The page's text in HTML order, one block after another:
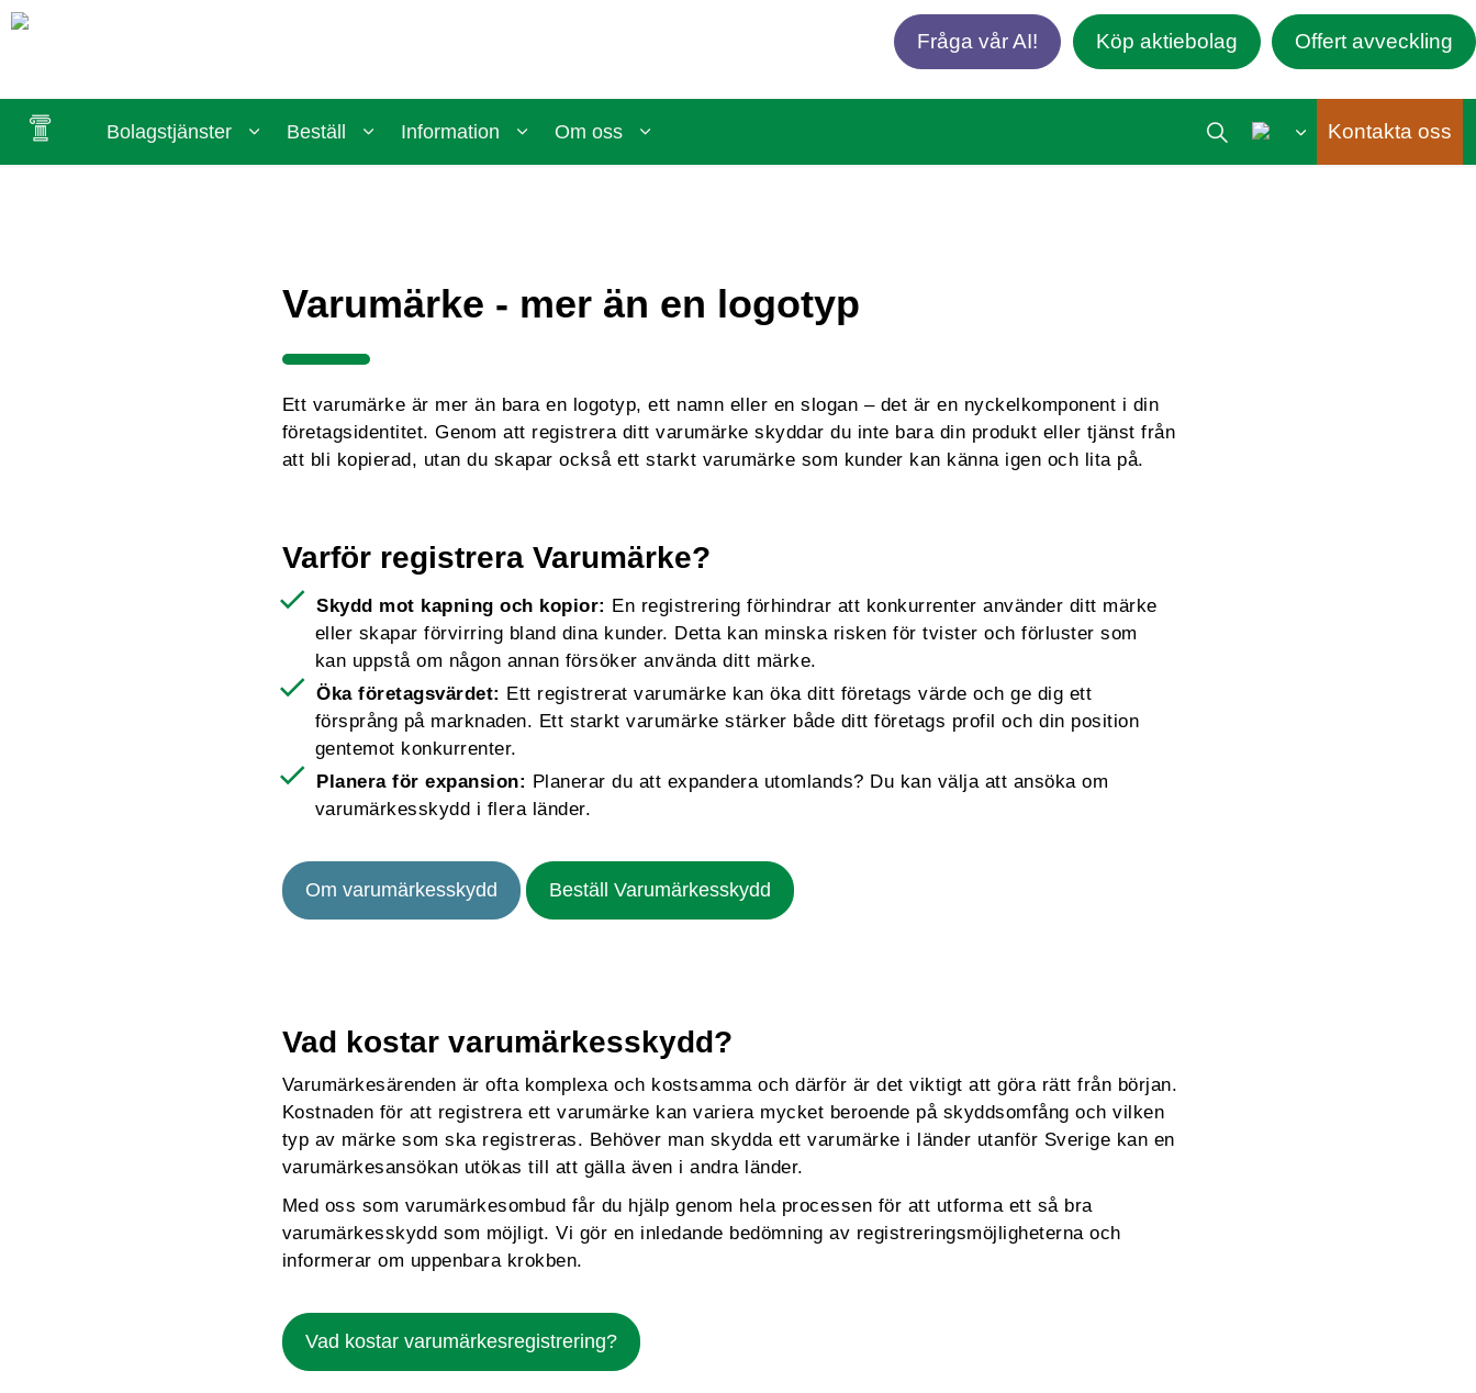
Bolagstjänster Beställ Information Om oss Kontakta oss
Fråga vår AI! Köp aktiebolag Offert avveckling
Varumärke - mer än en logotyp
Ett varumärke är mer än bara en logotyp, ett namn eller en slogan – det är en nyckelkomponent i din
företagsidentitet. Genom att registrera ditt varumärke skyddar du inte bara din produkt eller tjänst från
att bli kopierad, utan du skapar också ett starkt varumärke som kunder kan känna igen och lita på.
Varför registrera Varumärke?
Skydd mot kapning och kopior: En registrering förhindrar att konkurrenter använder ditt märke
eller skapar förvirring bland dina kunder. Detta kan minska risken för tvister och förluster som
kan uppstå om någon annan försöker använda ditt märke.
Öka företagsvärdet: Ett registrerat varumärke kan öka ditt företags värde och ge dig ett
försprång på marknaden. Ett starkt varumärke stärker både ditt företags profil och din position
gentemot konkurrenter.
Planera för expansion: Planerar du att expandera utomlands? Du kan välja att ansöka om
varumärkesskydd i flera länder.
Om varumärkesskydd Beställ Varumärkesskydd
Vad kostar varumärkesskydd?
Varumärkesärenden är ofta komplexa och kostsamma och därför är det viktigt att göra rätt från början.
Kostnaden för att registrera ett varumärke kan variera mycket beroende på skyddsomfång och vilken
typ av märke som ska registreras. Behöver man skydda ett varumärke i länder utanför Sverige kan en
varumärkesansökan utökas till att gälla även i andra länder.
Med oss som varumärkesombud får du hjälp genom hela processen för att utforma ett så bra
varumärkesskydd som möjligt. Vi gör en inledande bedömning av registreringsmöjligheterna och
informerar om uppenbara krokben.
Vad kostar varumärkesregistrering?